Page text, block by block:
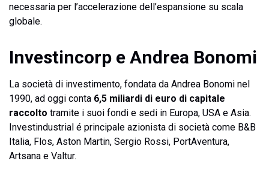
necessaria per l’accelerazione dell’espansione su scala
globale.
Investincorp e Andrea Bonomi
La società di investimento, fondata da Andrea Bonomi nel
1990, ad oggi conta 6,5 miliardi di euro di capitale
raccolto tramite i suoi fondi e sedi in Europa, USA e Asia.
Investindustrial é principale azionista di società come B&B
Italia, Flos, Aston Martin, Sergio Rossi, PortAventura,
Artsana e Valtur.